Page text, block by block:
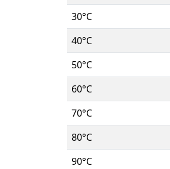
30°C
40°C
50°C
60°C
70°C
80°C
90°C